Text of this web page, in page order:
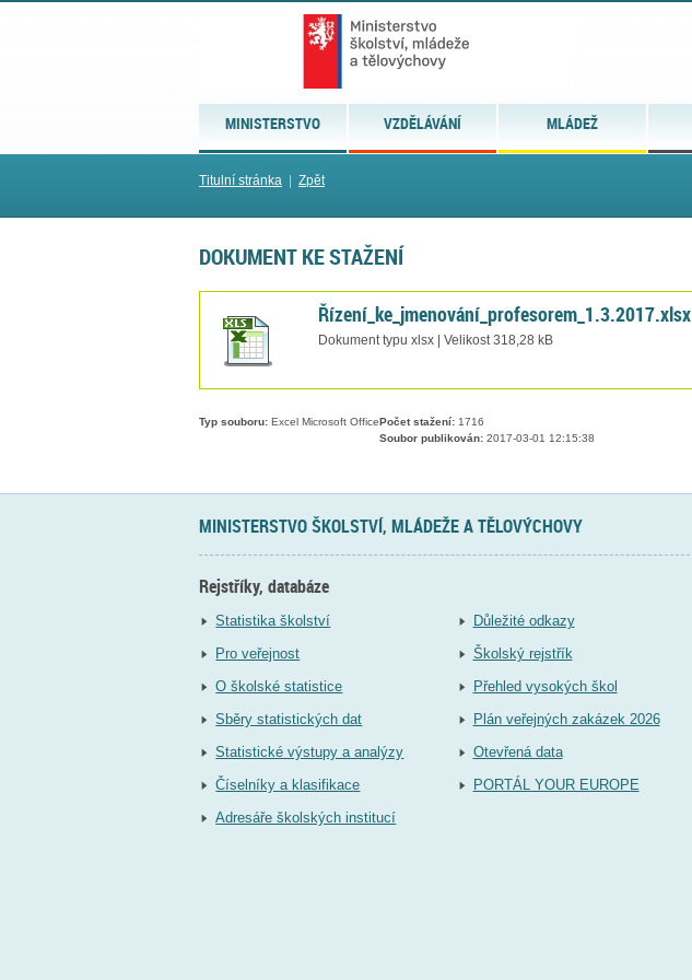
MINISTERSTVO VZDĚLÁVÁNÍ MLÁDEŽ
Titulní stránka Zpět
DOKUMENT KE STAŽENÍ
Řízení_ke_jmenování_profesorem_1.3.2017.xlsx
Dokument typu xlsx | Velikost 318,28 kB
Typ souboru: Excel Microsoft Office Počet stažení: 1716
Soubor publikován: 2017-03-01 12:15:38
MINISTERSTVO ŠKOLSTVÍ, MLÁDEŽE A TĚLOVÝCHOVY
Rejstříky, databáze
Statistika školství
Pro veřejnost
O školské statistice
Sběry statistických dat
Statistické výstupy a analýzy
Číselníky a klasifikace
Adresáře školských institucí
Důležité odkazy
Školský rejstřík
Přehled vysokých škol
Plán veřejných zakázek 2026
Otevřená data
PORTÁL YOUR EUROPE